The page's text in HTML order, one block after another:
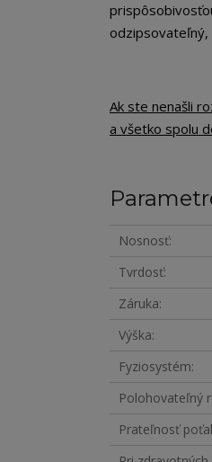
odzipsovateľný,
Ak ste nenašli
a všetko spolu
Nosnosť
Tvrdosť
Záruka
Výška
Fyziosystém
Polohovateľný
Prateľnosť